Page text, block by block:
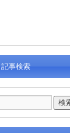
記事検索